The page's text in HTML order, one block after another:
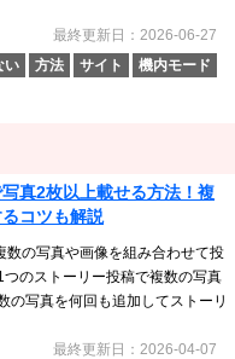
最終更新日：2026-06-27
い 方法 サイト 機内モード
真2枚以上載せる方法！複
コツも解説
数の写真や画像を組み合わせて投
のストーリー投稿で複数の写真
の写真を何回も追加してストーリ
最終更新日：2026-04-07